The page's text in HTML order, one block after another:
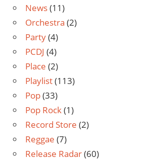
News(11)
Orchestra (2)
Party(4)
PCDJ (4)
Place (2)
Playlist(113)
Pop(33)
Pop Rock(1)
Record Store (2)
Reggae (7)
Release Radar(60)